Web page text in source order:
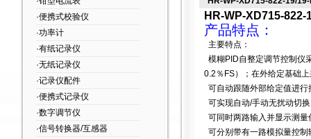
·便携式校验仪
·功率计
·有纸记录仪
·无纸记录仪
·记录仪配件
·便携式记录仪
·数字调节仪
·信号转换器/互感器
HR-WP-XD715-
产品特点：
主要特点：
模糊PID自整定调节控制仪
0.2％FS）；在外给定基础
可自动跟随外部给定值进
可实现自动/手动无扰动切
可同时两路输入并显示测
可分别带有一路模拟量控